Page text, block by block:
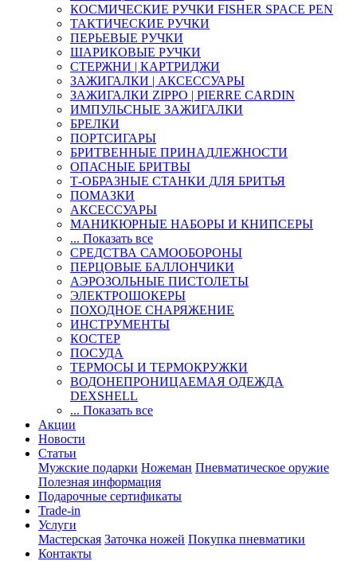
КОСМИЧЕСКИЕ РУЧКИ FISHER SPACE PEN
ТАКТИЧЕСКИЕ РУЧКИ
ПЕРЬЕВЫЕ РУЧКИ
ШАРИКОВЫЕ РУЧКИ
СТЕРЖНИ | КАРТРИДЖИ
ЗАЖИГАЛКИ | АКСЕССУАРЫ
ЗАЖИГАЛКИ ZIPPO | PIERRE CARDIN
ИМПУЛЬСНЫЕ ЗАЖИГАЛКИ
БРЕЛКИ
ПОРТСИГАРЫ
БРИТВЕННЫЕ ПРИНАДЛЕЖНОСТИ
ОПАСНЫЕ БРИТВЫ
Т-ОБРАЗНЫЕ СТАНКИ ДЛЯ БРИТЬЯ
ПОМАЗКИ
АКСЕССУАРЫ
МАНИКЮРНЫЕ НАБОРЫ И КНИПСЕРЫ
... Показать все
СРЕДСТВА САМООБОРОНЫ
ПЕРЦОВЫЕ БАЛЛОНЧИКИ
АЭРОЗОЛЬНЫЕ ПИСТОЛЕТЫ
ЭЛЕКТРОШОКЕРЫ
ПОХОДНОЕ СНАРЯЖЕНИЕ
ИНСТРУМЕНТЫ
КОСТЕР
ПОСУДА
ТЕРМОСЫ И ТЕРМОКРУЖКИ
ВОДОНЕПРОНИЦАЕМАЯ ОДЕЖДА
DEXSHELL
... Показать все
Акции
Новости
Статьи
Мужские подарки Ножеман Пневматическое оружие
Полезная информация
Подарочные сертификаты
Trade-in
Услуги
Мастерская Заточка ножей Покупка пневматики
Контакты